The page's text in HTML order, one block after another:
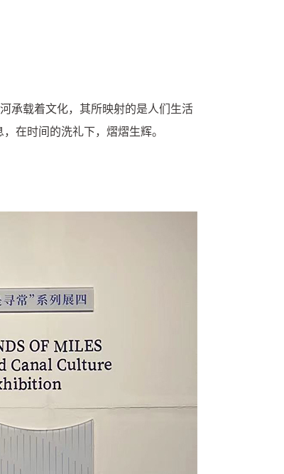
承载着文化，其所映射的是人们生活
在时间的洗礼下，熠熠生辉。